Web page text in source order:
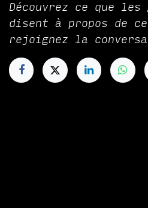
Découvrez ce que
disent à propos de
rejoignez la